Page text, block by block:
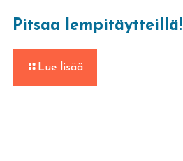
Pitsaa lempitäytteillä!
Lue lisää-